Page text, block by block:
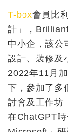
T-box會員比
計」，
中小企 ，該
設計、裝修及
2022年11 月
下，參加了多
討會及工作坊
在ChatGPT